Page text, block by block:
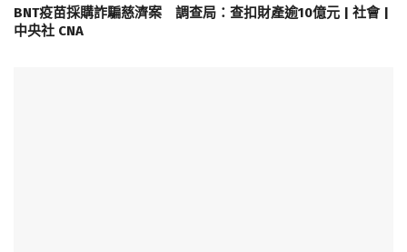
BNT疫苗採購詐騙慈濟案 調查局：查扣財產逾10億元 | 社會 |
中央社 CNA